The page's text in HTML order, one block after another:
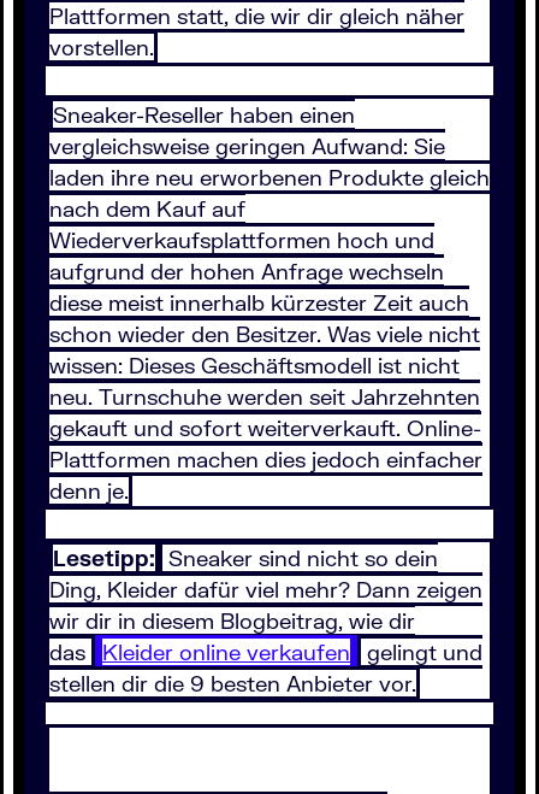
Plattformen statt, die wir dir gleich näher
vorstellen.
Sneaker-Reseller haben einen
vergleichsweise geringen Aufwand: Sie
laden ihre neu erworbenen Produkte gleich
nach dem Kauf auf
Wiederverkaufsplattformen hoch und
aufgrund der hohen Anfrage wechseln
diese meist innerhalb kürzester Zeit auch
schon wieder den Besitzer. Was viele nicht
wissen: Dieses Geschäftsmodell ist nicht
neu. Turnschuhe werden seit Jahrzehnten
gekauft und sofort weiterverkauft. Online-
Plattformen machen dies jedoch einfacher
denn je.
Lesetipp: Sneaker sind nicht so dein
Ding, Kleider dafür viel mehr? Dann zeigen
wir dir in diesem Blogbeitrag, wie dir
das
Kleider online verkaufen
gelingt und
stellen dir die 9 besten Anbieter vor.